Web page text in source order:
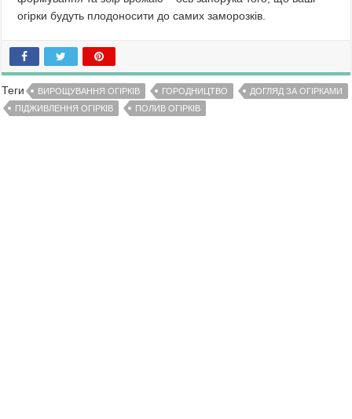
огірки будуть плодоносити до самих заморозків.
Теги ВИРОЩУВАННЯ ОГІРКІВ ГОРОДНИЦТВО
ДОГЛЯД ЗА ОГІРКАМИ
ПІДЖИВЛЕННЯ ОГІРКІВ
ПОЛИВ ОГІРКІВ